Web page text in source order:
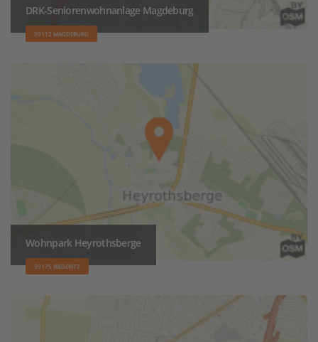
DRK-Seniorenwohnanlage Magdeburg
39112 MAGDEBURG
Wohnpark Heyrothsberge
39175 BIEDERITZ